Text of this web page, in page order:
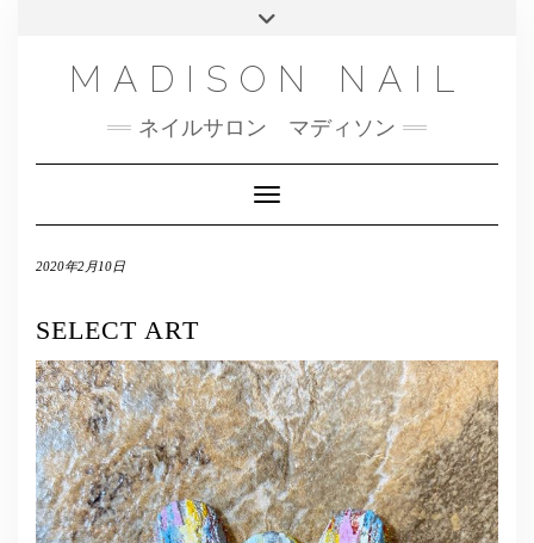
NAILBOOK(ご予約はこちら）
FACEBOOK
メール
MADISON NAIL
ネイルサロン マディソン
Toggle Navigation
2020年2月10日
SELECT ART